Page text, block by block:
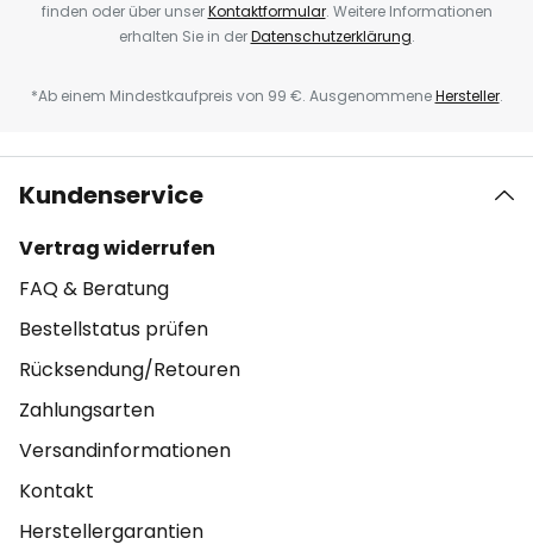
finden oder über unserKontaktformular. Weitere Informationen
erhalten Sie in derDatenschutzerklärung.
*Ab einem Mindestkaufpreis von 99 €. AusgenommeneHersteller.
Kundenservice
Vertrag widerrufen
FAQ & Beratung
Bestellstatus prüfen
Rücksendung/Retouren
Zahlungsarten
Versandinformationen
Kontakt
Herstellergarantien